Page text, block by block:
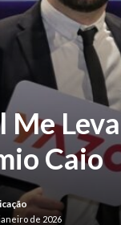
Me
Caio
de 2026